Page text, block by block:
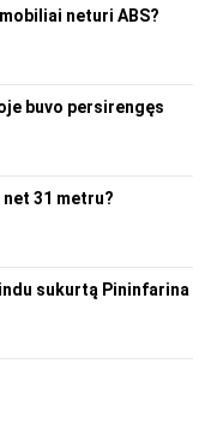
neturi ABS?
buvo persirengęs
31 metru?
sukurtą Pininfarina